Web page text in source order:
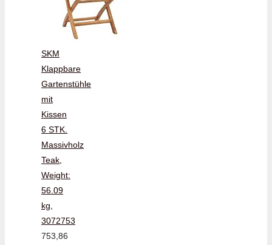
SKM
Klappbare
Gartenstühle
mit
Kissen
6 STK.
Massivholz
Teak,
Weight:
56.09
kg,
3072753
753,86